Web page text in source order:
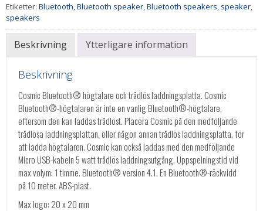
Etiketter: Bluetooth Bluetooth speaker Bluetooth speakers speaker
speakers
Beskrivning Ytterligare information
Beskrivning
Cosmic Bluetooth® högtalare och trådlös laddningsplatta. Cosmic
Bluetooth®-högtalaren är inte en vanlig Bluetooth®-högtalare,
eftersom den kan laddas trådlöst. Placera Cosmic på den medföljande
trådlösa laddningsplattan, eller någon annan trådlös laddningsplatta, för
att ladda högtalaren. Cosmic kan också laddas med den medföljande
Micro USB-kabeln 5 watt trådlös laddningsutgång. Uppspelningstid vid
max volym: 1 timme. Bluetooth® version 4.1. En Bluetooth®-räckvidd
på 10 meter. ABS-plast.
Max logo: 20 x 20 mm